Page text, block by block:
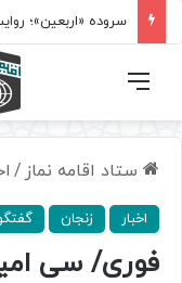
فهرست
ستاد اقامه نماز /
اخبار زنجان
فوری/ سی